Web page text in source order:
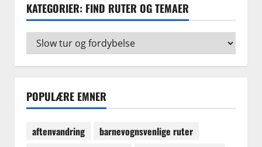
KATEGORIER: FIND RUTER OG TEMAER
Kategorier:
find
ruter
temaer
POPULÆRE EMNER
aftenvandring
barnevognsvenlige ruter